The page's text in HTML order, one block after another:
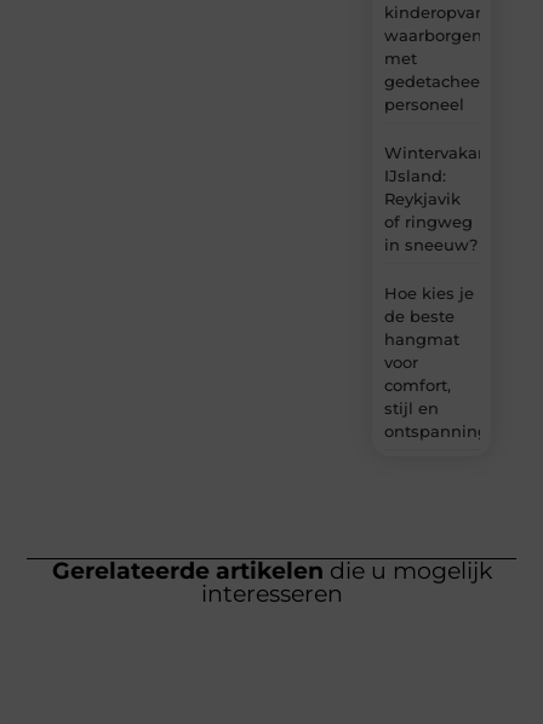
kinderopvang
waarborgen
met
gedetacheerd
personeel
Wintervakantie
IJsland:
Reykjavik
of ringweg
in sneeuw?
Hoe kies je
de beste
hangmat
voor
comfort,
stijl en
ontspanning?
Gerelateerde artikelen die u mogelijk
interesseren